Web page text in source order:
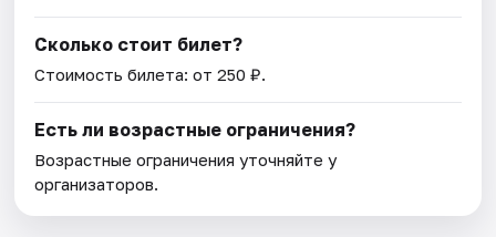
Сколько стоит билет?
Стоимость билета: от 250 ₽.
Есть ли возрастные ограничения?
Возрастные ограничения уточняйте у
организаторов.